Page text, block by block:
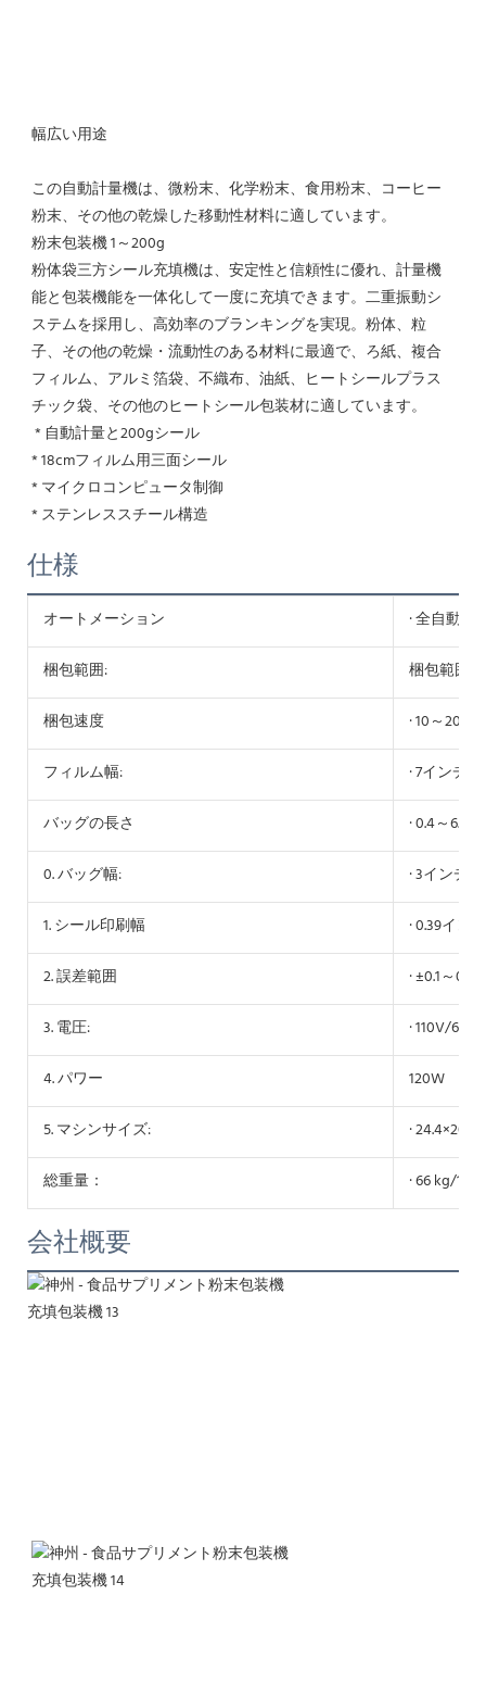
幅広い用途
この自動計量機は、微粉末、化学粉末、食用粉末、コーヒー
粉末、その他の乾燥した移動性材料に適しています。
粉末包装機 1～200g
粉体袋三方シール充填機は、安定性と信頼性に優れ、計量機
能と包装機能を一体化して一度に充填できます。二重振動シ
ステムを採用し、高効率のブランキングを実現。粉体、粒
子、その他の乾燥・流動性のある材料に最適で、ろ紙、複合
フィルム、アルミ箔袋、不織布、油紙、ヒートシールプラス
チック袋、その他のヒートシール包装材に適しています。
* 自動計量と200gシール
* 18cmフィルム用三面シール
* マイクロコンピュータ制御
* ステンレススチール構造
仕様
オートメーション · 全自動包
梱包範囲: 梱包範囲:
梱包速度 · 10～20袋
フィルム幅: · 7インチ /
バッグの長さ · 0.4～6.3
0. バッグ幅: · 3インチ/
1. シール印刷幅 · 0.39イン
2. 誤差範囲 · ±0.1～0.2g
3. 電圧: · 110V/60Hz
4. パワー 120W
5. マシンサイズ: ·
総重量： · 66 kg/
会社概要